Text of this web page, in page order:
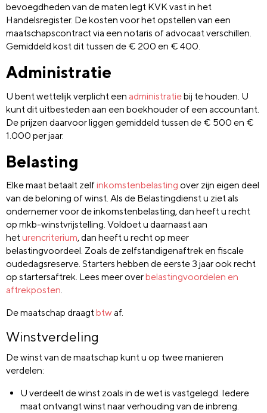
bevoegdheden van de maten legt KVK vast in het
Handelsregister. De kosten voor het opstellen van een
maatschapscontract via een notaris of advocaat verschillen.
Gemiddeld kost dit tussen de € 200 en € 400.
Administratie
U bent wettelijk verplicht een administratiebij te houden. U
kunt dit uitbesteden aan een boekhouder of een accountant.
De prijzen daarvoor liggen gemiddeld tussen de € 500 en €
1.000 per jaar.
Belasting
Elke maat betaalt zelfinkomstenbelasting over zijn eigen deel
van de beloning of winst. Als de Belastingdienst u ziet als
ondernemer voor de inkomstenbelasting, dan heeft u recht
op mkb-winstvrijstelling. Voldoet u daarnaast aan
heturencriterium, dan heeft u recht op meer
belastingvoordeel. Zoals de zelfstandigenaftrek en fiscale
oudedagsreserve. Starters hebben de eerste 3 jaar ook recht
op startersaftrek. Lees meer overbelastingvoordelen en
aftrekposten.
De maatschap draagtbtwaf.
Winstverdeling
De winst van de maatschap kunt u op twee manieren
verdelen:
U verdeelt de winst zoals in de wet is vastgelegd. Iedere
maat ontvangt winst naar verhouding van de inbreng.